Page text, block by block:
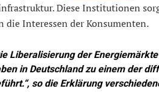
Diese Institutionen
die Interessen der Konsumenten.
Liberalisierung der
in Deutschland zu einem der
so die Erklärung